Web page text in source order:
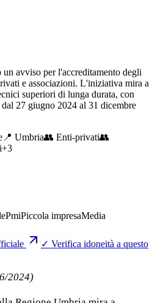
avviso per l'accreditamento degli
e associazioni. L'iniziativa mira a
superiori di lunga durata, con
27 giugno 2024 al 31 dicembre
📍 Umbria👥 Enti-privati👥
+3
PmiPiccola impresaMedia
✓ Verifica idoneità a questo
2024)